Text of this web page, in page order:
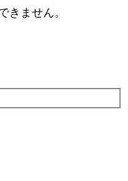
きません。